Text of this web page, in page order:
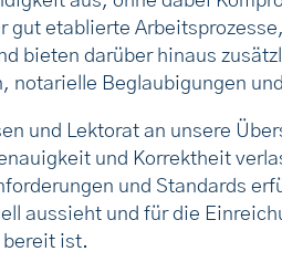
gut etablierte
bieten darüber hinaus
notarielle Beglaubigungen
und Lektorat an unsere
und Korrektheit
und Standards
aussieht und für die
bereit ist.